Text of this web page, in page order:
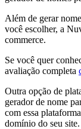
Além de gerar
você escolher, a
commerce.
Se você quer
avaliação completa
Outra opção de
gerador de nome
com essa
domínio do seu site.